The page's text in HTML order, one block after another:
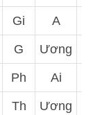
Gi A
G Ương
Ph Ai
Th Ương